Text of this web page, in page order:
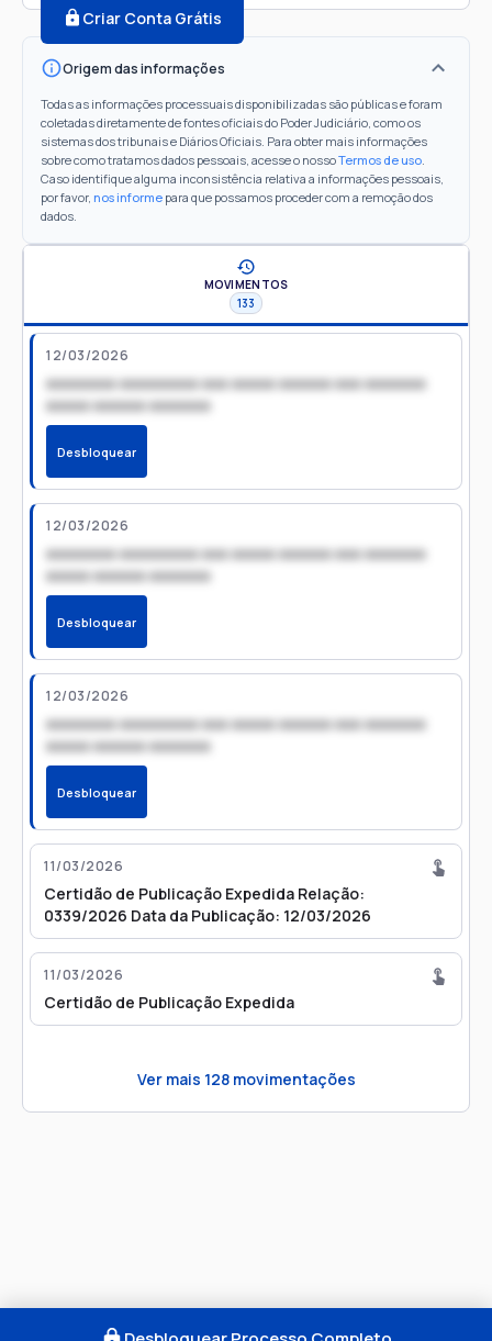
Criar Conta Grátis
Origem das informações
Todas as informações processuais disponibilizadas são públicas e foram
coletadas diretamente de fontes oficiais do Poder Judiciário, como os
sistemas dos tribunais e Diários Oficiais. Para obter mais informações
sobre como tratamos dados pessoais, acesse o nossoTermos de uso.
Caso identifique alguma inconsistência relativa a informações pessoais,
por favor, nos informe para que possamos proceder com a remoção dos
dados.
MOVIMENTOS
133
12/03/2026
xxxxxxxx xxxxxxxxx xxx xxxxx xxxxxx xxx xxxxxxx
xxxxx xxxxxx xxxxxxx
Desbloquear
12/03/2026
xxxxxxxx xxxxxxxxx xxx xxxxx xxxxxx xxx xxxxxxx
xxxxx xxxxxx xxxxxxx
Desbloquear
12/03/2026
xxxxxxxx xxxxxxxxx xxx xxxxx xxxxxx xxx xxxxxxx
xxxxx xxxxxx xxxxxxx
Desbloquear
11/03/2026
Certidão de Publicação Expedida Relação:
0339/2026 Data da Publicação: 12/03/2026
11/03/2026
Certidão de Publicação Expedida
Ver mais 128movimentações